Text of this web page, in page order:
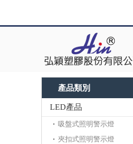
產品類別
LED產品
吸盤式照明警示燈
夾扣式照明警示燈